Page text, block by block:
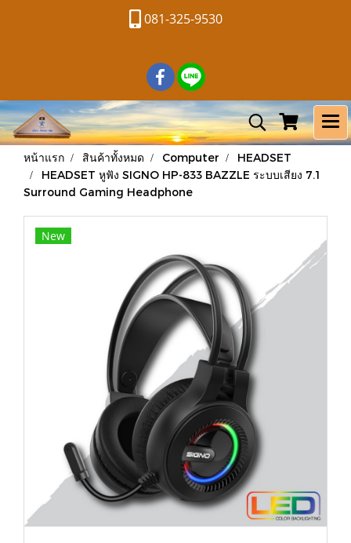
081-325-9530
หน้าแรก สินค้าทั้งหมด Computer
HEADSET
HEADSET หูฟัง SIGNO HP-833 BAZZLE ระบบเสียง 7.1
Surround Gaming Headphone
New